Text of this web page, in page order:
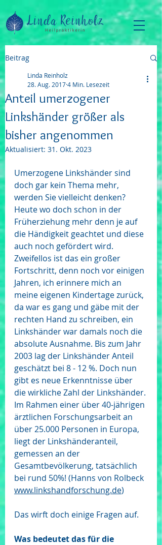
Beitrag
Anteil umerzogener
Linkshänder größer als
bisher angenommen
Linda Reinholz
28. Aug. 20174 Min. Lesezeit
Aktualisiert: 31. Okt. 2023
Umerzogene Linkshänder sind
doch gar kein Thema mehr,
werden Sie vielleicht denken?
Heute wo doch schon in der
Früherziehung mehr denn je auf
die Händigkeit geachtet und diese
auch noch gefördert wird.
Zweifellos ist das ein großer
Fortschritt, denn noch vor einigen
Jahren, ich erinnere mich an
meine eigenen Kindertage zurück,
da war es gang und gäbe mit der
rechten Hand zu schreiben, ein
Linkshänder war damals noch die
absolute Ausnahme. Bis zum Jahr
2003 lag der Linkshänder Anteil
geschätzt bei 8 - 12 %. Doch nun
gibt es neue Erkenntnisse über
die wirkliche Zahl der Linkshänder.
Im Rahmen einer über 40-jährigen
ärztlichen Forschungsarbeit an
über 25.000 Personen in Europa,
liegt der Linkshänderanteil,
gemessen an der
Gesamtbevölkerung, tatsächlich
bei rund 50%! (Hanns von Rolbeck
www.linkshandforschung.de)
Das wirft doch einige Fragen auf.
Was bedeutet das für die